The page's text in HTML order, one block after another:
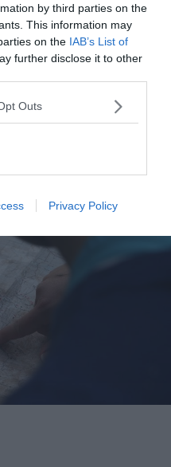
by third parties on the
This information may
on the IAB’s List of
further disclose it to other
Outs
Privacy Policy
à des amis, explorer
celles qui vous
sur votre propre
de Mapstr